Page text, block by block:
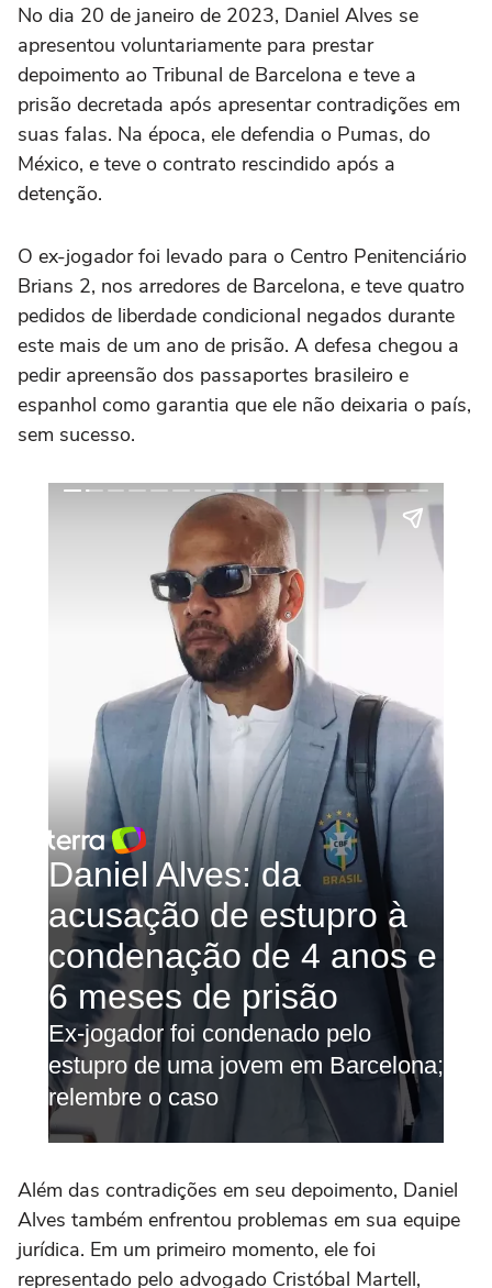
No dia 20 de janeiro de 2023, Daniel Alves se
apresentou voluntariamente para prestar
depoimento ao Tribunal de Barcelona e teve a
prisão decretada após apresentar contradições em
suas falas. Na época, ele defendia o Pumas, do
México, e teve o contrato rescindido após a
detenção.
O ex-jogador foi levado para o Centro Penitenciário
Brians 2, nos arredores de Barcelona, e teve quatro
pedidos de liberdade condicional negados durante
este mais de um ano de prisão. A defesa chegou a
pedir apreensão dos passaportes brasileiro e
espanhol como garantia que ele não deixaria o país,
sem sucesso.
Além das contradições em seu depoimento, Daniel
Alves também enfrentou problemas em sua equipe
jurídica. Em um primeiro momento, ele foi
representado pelo advogado Cristóbal Martell,